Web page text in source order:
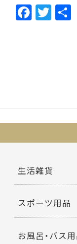
F
ac
T
w
生活雑貨
スポーツ用品
お風呂・バス